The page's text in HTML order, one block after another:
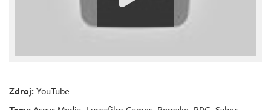
Zdroj:YouTube